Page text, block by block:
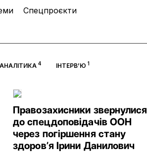
Спецпроєкти
АНАЛІТИКА 4 ІНТЕРВ’Ю 1
Правозахисники звернулися
до спецдоповідачів ООН
через погіршення стану
здоровʼя Ірини Данилович